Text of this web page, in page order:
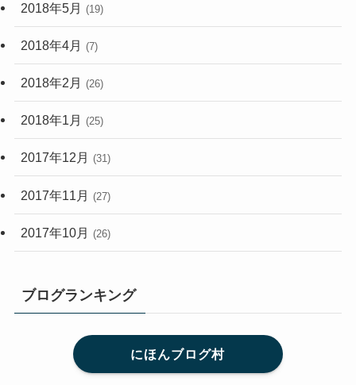
2018年5月 (19)
2018年4月 (7)
2018年2月 (26)
2018年1月 (25)
2017年12月 (31)
2017年11月 (27)
2017年10月 (26)
ブログランキング
にほんブログ村